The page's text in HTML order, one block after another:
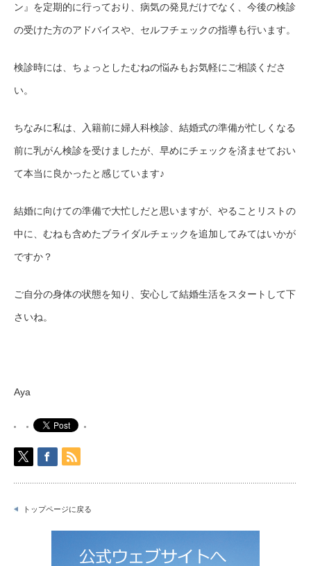
ン』を定期的に行っており、病気の発見だけでなく、今後の検診
の受けた方のアドバイスや、セルフチェックの指導も行います。
検診時には、ちょっとしたむねの悩みもお気軽にご相談くださ
い。
ちなみに私は、入籍前に婦人科検診、結婚式の準備が忙しくなる
前に乳がん検診を受けましたが、早めにチェックを済ませておい
て本当に良かったと感じています♪
結婚に向けての準備で大忙しだと思いますが、やることリストの
中に、むねも含めたブライダルチェックを追加してみてはいかが
ですか？
ご自分の身体の状態を知り、安心して結婚生活をスタートして下
さいね。
Aya
トップページに戻る